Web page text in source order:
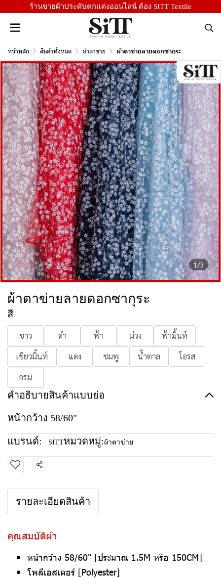
ร้านขายผ้าประดับตกแต่งออนไลน์ ต้อง SITT Textile
หน้าหลัก สินค้าทั้งหมด ผ้าตาข่าย ผ้าตาข่ายลายดอกซากุระ
1/3
ผ้าตาข่ายลายดอกซากุระ
สี
ขาว ดำ ฟ้า ม่วง
ฟ้ามิ้นท์
เขียวมิ้นท์
แดง ชมพู น้ำตาล
โอรส
กรม
คำอธิบายสินค้าแบบย่อ
หน้ากว้าง 58/60"
แบรนด์: SITTหมวดหมู่: ผ้าตาข่าย
แชร์
รายละเอียดสินค้า
คุณสมบัติผ้า
หน้ากว้าง 58/60" [ประมาณ 1.5M หรือ 150CM]
โพลีเอสเตอร์ [Polyester]